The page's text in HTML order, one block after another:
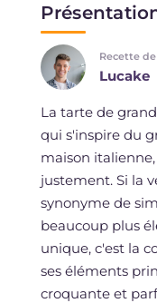
Recette de
Lucake
La tarte de
qui s'inspire du
maison italienne,
justement. Si la
synonyme de
beaucoup plus
unique, c'est la
ses éléments
croquante et